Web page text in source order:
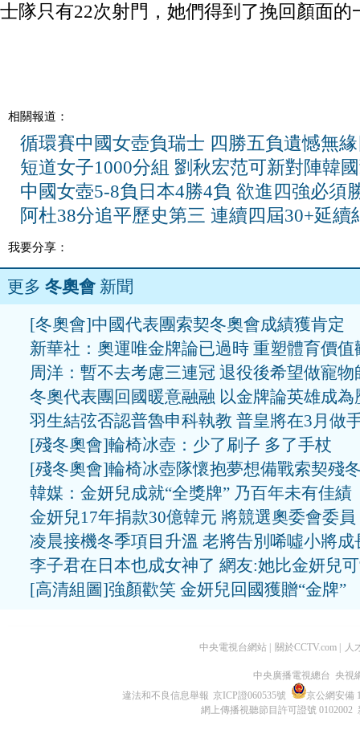
士隊只有22次射門，她們得到了挽回顏面的
相關報道：
循環賽中國女壺負瑞士 四勝五負遺憾無
短道女子1000分組 劉秋宏范可新對陣韓
中國女壺5-8負日本4勝4負 欲進四強必須
阿杜38分追平歷史第三 連續四屆30+延續
我要分享：
更多 冬奧會新聞
[冬奧會]中國代表團索契冬奧會成績獲肯定
新華社：奧運唯金牌論已過時 重塑體育價值
周洋：暫不去考慮三連冠 退役後希望做寵物
冬奧代表團回國暖意融融 以金牌論英雄成為
羽生結弦否認普魯申科執教 普皇將在3月做
[殘冬奧會]輪椅冰壺：少了刷子 多了手杖
[殘冬奧會]輪椅冰壺隊懷抱夢想備戰索契殘
韓媒：金妍兒成就“全獎牌” 乃百年未有佳績
金妍兒17年捐款30億韓元 將競選奧委會委員
凌晨接機冬季項目升溫 老將告別唏噓小將成
李子君在日本也成女神了 網友:她比金妍兒
[高清組圖]強顏歡笑 金妍兒回國獲贈“金牌”
中央電視台網站 關於CCTV.com 人
中央廣播電視總台 央視
違法和不良信息舉報 京ICP證060535號
京公網安備
網上傳播視聽節目許可證號 0102002